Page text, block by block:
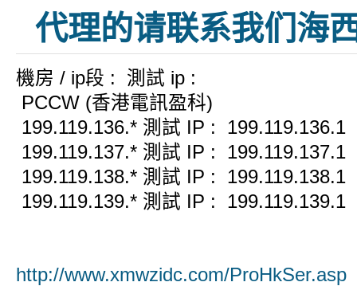
代理的请联系我们海
機房 / ip段 : 測試 ip :
PCCW (香港電訊盈科)
199.119.136.* 測試 IP : 199.119.136.1
199.119.137.* 測試 IP : 199.119.137.1
199.119.138.* 測試 IP : 199.119.138.1
199.119.139.* 測試 IP : 199.119.139.1
http://www.xmwzidc.com/ProHkSer.asp